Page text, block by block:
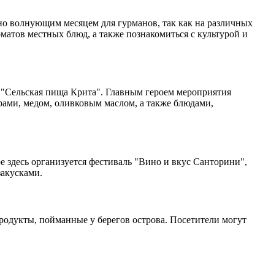
волнующим месяцем для гурманов, так как на различных
местных блюд, а также познакомиться с культурой и
"Сельская пища Крита". Главным героем мероприятия
медом, оливковым маслом, а также блюдами,
здесь организуется фестиваль "Вино и вкус Санторини",
пойманные у берегов острова. Посетители могут